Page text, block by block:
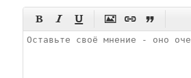
     